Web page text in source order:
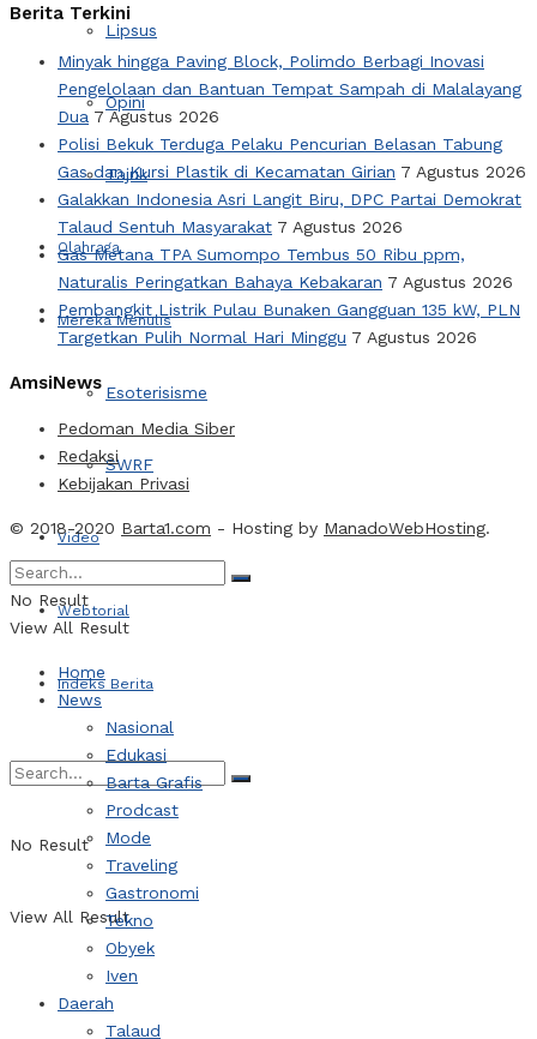
Lipsus
Opini
Tajuk
Olahraga
Mereka Menulis
Esoterisisme
SWRF
Video
Webtorial
Indeks Berita
No Result
View All Result
Berita Terkini
Minyak hingga Paving Block, Polimdo Berbagi Inovasi
Pengelolaan dan Bantuan Tempat Sampah di Malalayang
Dua 7 Agustus 2026
Polisi Bekuk Terduga Pelaku Pencurian Belasan Tabung
Gas dan Kursi Plastik di Kecamatan Girian 7 Agustus 2026
Galakkan Indonesia Asri Langit Biru, DPC Partai Demokrat
Talaud Sentuh Masyarakat 7 Agustus 2026
Gas Metana TPA Sumompo Tembus 50 Ribu ppm,
Naturalis Peringatkan Bahaya Kebakaran 7 Agustus 2026
Pembangkit Listrik Pulau Bunaken Gangguan 135 kW, PLN
Targetkan Pulih Normal Hari Minggu 7 Agustus 2026
AmsiNews
Pedoman Media Siber
Redaksi
Kebijakan Privasi
© 2018-2020 Barta1.com - Hosting by ManadoWebHosting.
No Result
View All Result
Home
News
Nasional
Edukasi
Barta Grafis
Prodcast
Mode
Traveling
Gastronomi
Tekno
Obyek
Iven
Daerah
Talaud